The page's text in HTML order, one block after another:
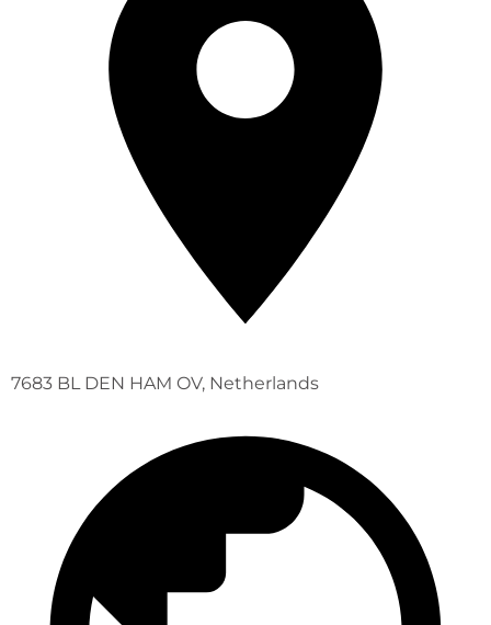
7683 BL DEN HAM OV, Netherlands